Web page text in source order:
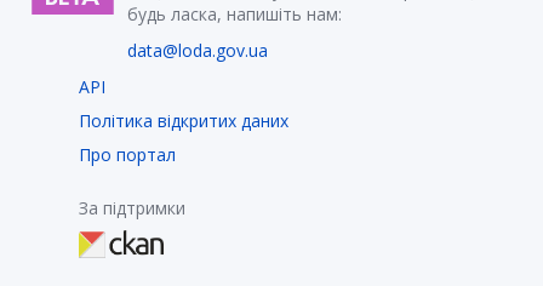
будь ласка, напишіть нам:
data@loda.gov.ua
API
Політика відкритих даних
Про портал
За підтримки